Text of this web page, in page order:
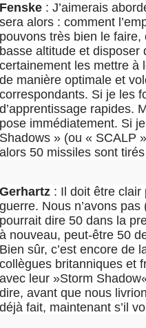
Fenske : J’aimerais
sera alors : comment
pouvons très bien le
basse altitude et disposer
certainement les mettre à
de manière optimale et
correspondants. Si je les
d’apprentissage rapides.
pose immédiatement. Si
Shadows » (ou « SCALP
alors 50 missiles sont
Gerhartz : Il doit être clair
guerre. Nous n’avons
pourrait dire 50 dans la
à nouveau, peut-être 50
Bien sûr, c’est encore de
collègues britanniques et
avec leur »Storm
dire, avant que nous
déjà fait, maintenant s’il